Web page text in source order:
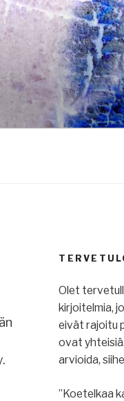
Olet
kirjoitelmia,
eivät rajoitu
ovat
arvioida,
”Koetelkaa